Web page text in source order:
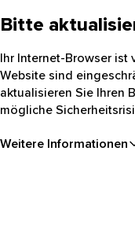
Bitte
Ihr Internet-Browser ist
Website sind
aktualisieren Sie Ihren
mögliche
Weitere Informationen